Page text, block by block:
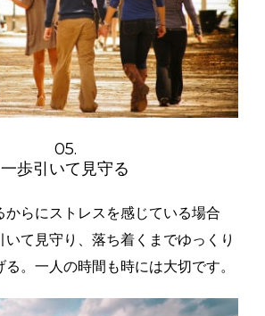
05.
一歩引いて見守る
からにストレスを感じている場合
いて見守り、落ち着くまでゆっくり
。一人の時間も時には大切です。